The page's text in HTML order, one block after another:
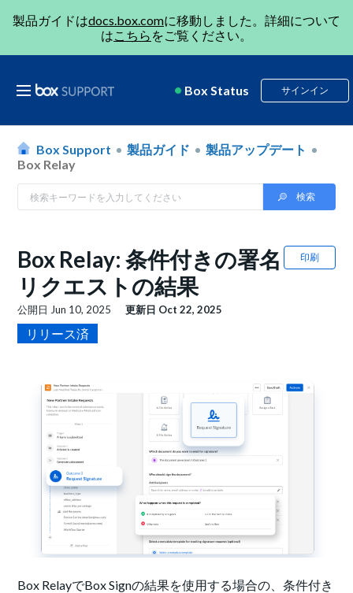
製品ガイドはdocs.box.comに移動しました。詳細について
はこちら をご覧ください。
Box Status サインイン
Box Support 製品ガイド
製品アップデート
Box Relay
印刷
Box Relay: 条件付きの署名
リクエストの結果
公開日 Jun 10, 2025 更新日 Oct 22, 2025
リリース済
Box RelayでBox Signの結果を使用する場合の、条件付き